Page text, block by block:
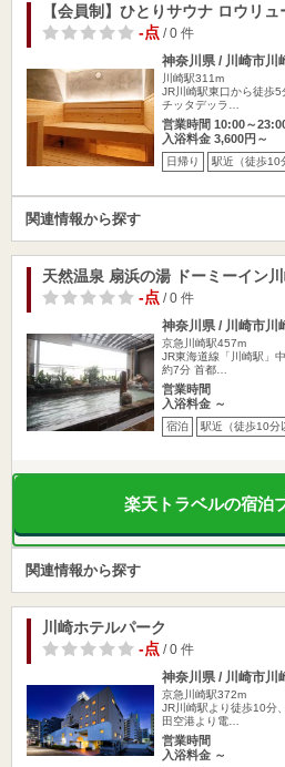
【会員制】ひとりサウナ ロウリ
-点/ 0 件
神奈川県 / 川崎市川
川崎駅311m
JR川崎駅東口から徒歩
チッタデッラ…
営業時間 10:00～
入浴料金 3,600円～
日帰り 駅近（徒歩10
関連情報から探す
天然温泉 扇浜の湯 ドーミーイン
-点/ 0 件
神奈川県 / 川崎市川
京急川崎駅457m
JR東海道線「川崎駅」
約7分 首都…
営業時間
入浴料金 ～
宿泊 駅近（徒歩10分
楽天トラベルの宿泊
関連情報から探す
川崎ホテルパーク
-点/ 0 件
神奈川県 / 川崎市川
京急川崎駅372m
JR川崎駅より徒歩10分
田空港より電…
営業時間
入浴料金 ～